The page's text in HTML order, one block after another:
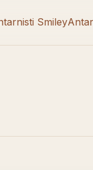
Smiley